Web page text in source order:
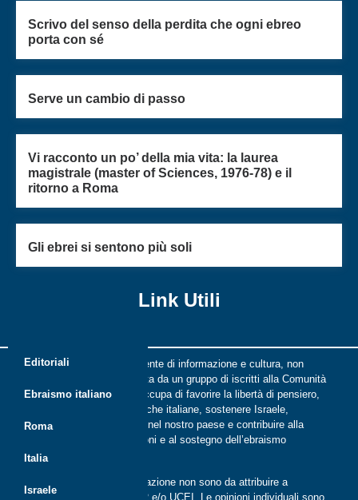
Scrivo del senso della perdita che ogni ebreo
porta con sé
Serve un cambio di passo
Vi racconto un po’ della mia vita: la laurea
magistrale (master of Sciences, 1976-78) e il
ritorno a Roma
Gli ebrei si sentono più soli
Link Utili
Editoriali
Ebraismo italiano
Roma
Italia
Israele
Riflessi è una rivista indipendente di informazione e cultura, non
periodica, digitale e on line nata da un gruppo di iscritti alla Comunità
ebraica di Roma. Riflessi si occupa di favorire la libertà di pensiero,
il dialogo tra le comunità ebraiche italiane, sostenere Israele,
promuovere la cultura ebraica nel nostro paese e contribuire alla
crescita delle nuove generazioni e al sostegno dell’ebraismo
italiano.
Le opinioni espresse dalla redazione non sono da attribuire a
nessuna lista presente in CER e/o UCEI. Le opinioni individuali sono